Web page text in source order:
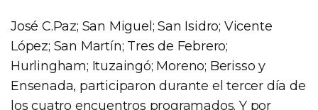
José C.Paz; San Miguel; San Isidro; Vicente
López; San Martín; Tres de Febrero;
Hurlingham; Ituzaingó; Moreno; Berisso y
Ensenada, participaron durante el tercer día de
los cuatro encuentros programados. Y por